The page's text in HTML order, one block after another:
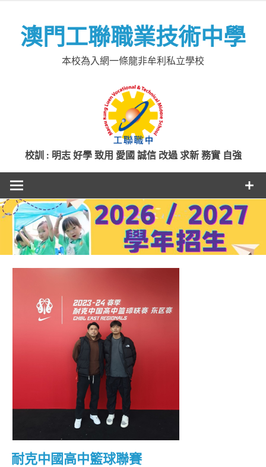
content澳門工聯職業技術中學
本校為入網一條龍非牟利私立學校
校訓 : 明志 好學 致用 愛國 誠信 改過 求新 務實 自強
耐克中國高中籃球聯賽